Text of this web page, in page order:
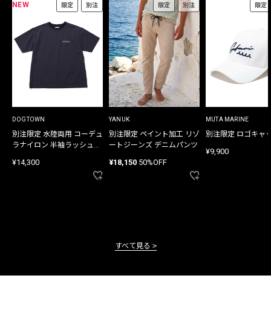
NEW 限定 別注
DOGTOWN
別注限定 水陸両用 コーデュ
ラナイロン 半袖ラッシュガ
¥14,300
限定 別注
YANUK
別注限定 ペイント加工 リゾ
ートジーンズ デニムパンツ
¥18,150 50%OFF
限定
MUTA MARINE
別注限定 ロゴキャ
¥9,900
すべて見る